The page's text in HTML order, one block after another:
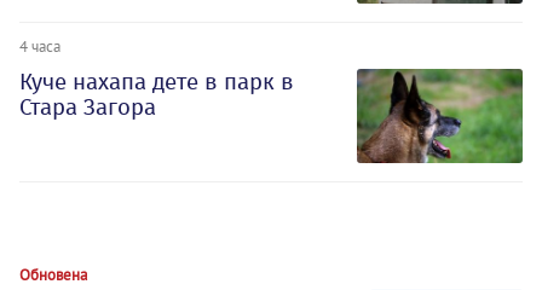
4 часа
Куче нахапа дете в парк в
Стара Загора
Обновена